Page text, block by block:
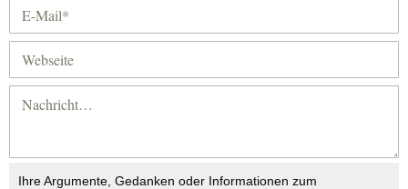
Ihre Argumente, Gedanken oder Informationen zum